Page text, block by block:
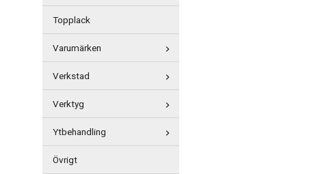
Topplack
Varumärken
Verkstad
Verktyg
Ytbehandling
Övrigt